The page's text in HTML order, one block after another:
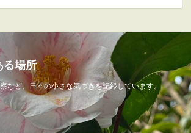
る場所
など、日々の小さな気づきを記録しています。